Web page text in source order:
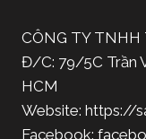
CÔNG TY TNHH
Đ/C: 79/5C Trần
HCM
Website: https://
Facebook: